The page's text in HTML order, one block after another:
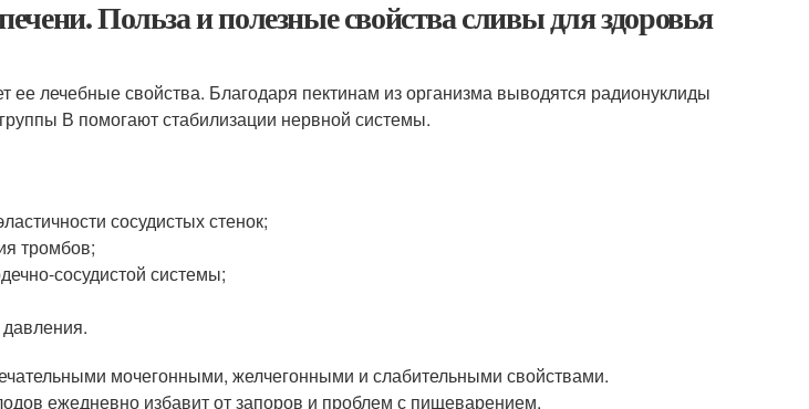
Польза и полезные свойства сливы для здоровья
ее лечебные свойства. Благодаря пектинам из организма выводятся радионуклиды
В помогают стабилизации нервной системы.
сосудистых стенок;
тромбов;
сосудистой системы;
мочегонными, желчегонными и слабительными свойствами.
ежедневно избавит от запоров и проблем с пищеварением.